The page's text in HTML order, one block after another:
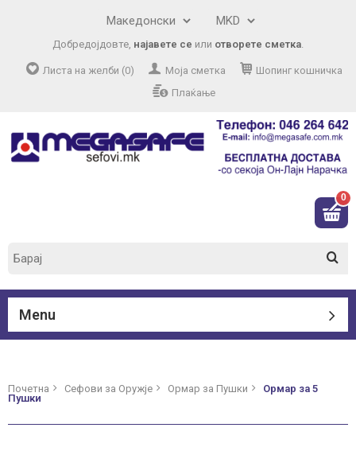
Добредојдовте, најавете се или отворете сметка.
Листа на желби (0) Моја сметка
Шопинг кошничка
Плаќање
0
Menu
Почетна Сефови за Оружје Ормар за Пушки
Ормар за 5
Пушки